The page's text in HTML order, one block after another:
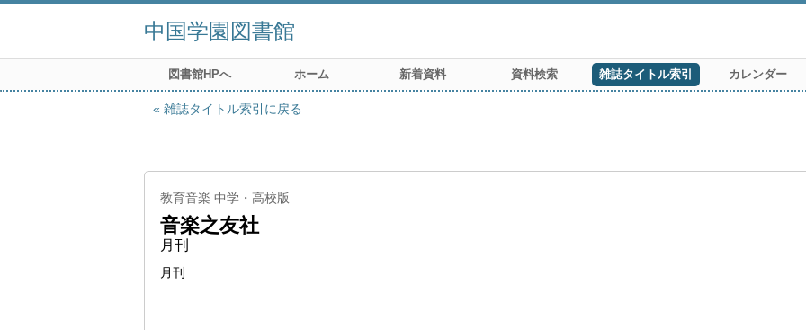
中国学園図書館
図書館HPへ ホーム 新着資料 資料検索 雑誌タイトル索引 カレンダー
雑誌タイトル索引に戻る
教育音楽 中学・高校版
音楽之友社
月刊
月刊